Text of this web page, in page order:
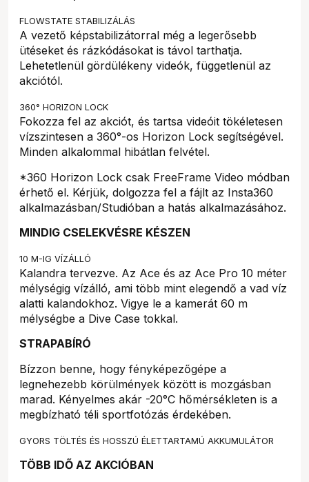
FLOWSTATE STABILIZÁLÁS
A vezető képstabilizátorral még a legerősebb
ütéseket és rázkódásokat is távol tarthatja.
Lehetetlenül gördülékeny videók, függetlenül az
akciótól.
360° HORIZON LOCK
Fokozza fel az akciót, és tartsa videóit tökéletesen
vízszintesen a 360°-os Horizon Lock segítségével.
Minden alkalommal hibátlan felvétel.
*360 Horizon Lock csak FreeFrame Video módban
érhető el. Kérjük, dolgozza fel a fájlt az Insta360
alkalmazásban/Studióban a hatás alkalmazásához.
MINDIG CSELEKVÉSRE KÉSZEN
10 M-IG VÍZÁLLÓ
Kalandra tervezve. Az Ace és az Ace Pro 10 méter
mélységig vízálló, ami több mint elegendő a vad víz
alatti kalandokhoz. Vigye le a kamerát 60 m
mélységbe a Dive Case tokkal.
STRAPABÍRÓ
Bízzon benne, hogy fényképezőgépe a
legnehezebb körülmények között is mozgásban
marad. Kényelmes akár -20°C hőmérsékleten is a
megbízható téli sportfotózás érdekében.
GYORS TÖLTÉS ÉS HOSSZÚ ÉLETTARTAMÚ AKKUMULÁTOR
TÖBB IDŐ AZ AKCIÓBAN